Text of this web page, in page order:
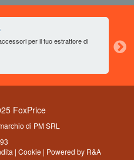
per il tuo estrattore di
FoxPrice
di PM SRL
| Cookie | Powered by R&A